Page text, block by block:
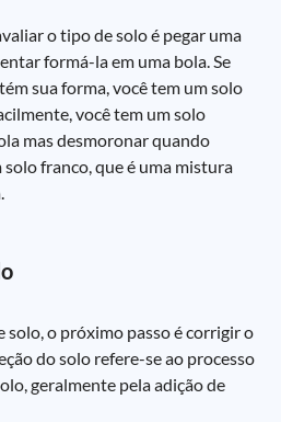
o tipo de solo é pegar uma
formá-la em uma bola. Se
sua forma, você tem um solo
você tem um solo
mas desmoronar quando
franco, que é uma mistura
solo, o próximo passo é corrigir o
do solo refere-se ao processo
geralmente pela adição de